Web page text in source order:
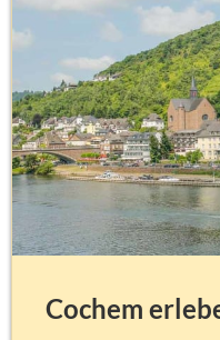
Cochem